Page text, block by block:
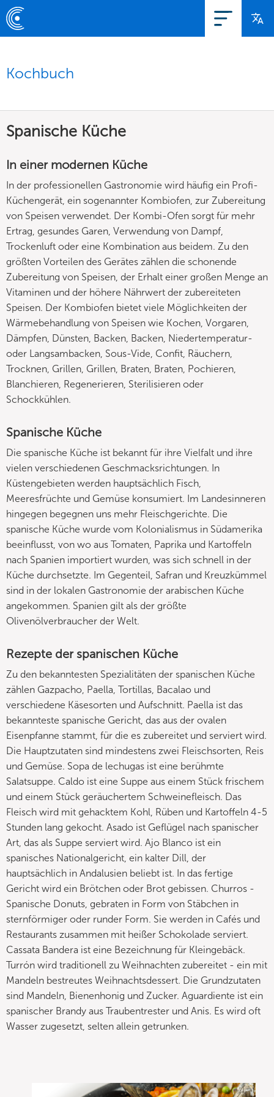
Kochbuch
Spanische Küche
In einer modernen Küche
In der professionellen Gastronomie wird häufig ein Profi-
Küchengerät, ein sogenannter Kombiofen, zur Zubereitung
von Speisen verwendet. Der Kombi-Ofen sorgt für mehr
Ertrag, gesundes Garen, Verwendung von Dampf,
Trockenluft oder eine Kombination aus beidem. Zu den
größten Vorteilen des Gerätes zählen die schonende
Zubereitung von Speisen, der Erhalt einer großen Menge an
Vitaminen und der höhere Nährwert der zubereiteten
Speisen. Der Kombiofen bietet viele Möglichkeiten der
Wärmebehandlung von Speisen wie Kochen, Vorgaren,
Dämpfen, Dünsten, Backen, Backen, Niedertemperatur-
oder Langsambacken, Sous-Vide, Confit, Räuchern,
Trocknen, Grillen, Grillen, Braten, Braten, Pochieren,
Blanchieren, Regenerieren, Sterilisieren oder
Schockkühlen.
Spanische Küche
Die spanische Küche ist bekannt für ihre Vielfalt und ihre
vielen verschiedenen Geschmacksrichtungen. In
Küstengebieten werden hauptsächlich Fisch,
Meeresfrüchte und Gemüse konsumiert. Im Landesinneren
hingegen begegnen uns mehr Fleischgerichte. Die
spanische Küche wurde vom Kolonialismus in Südamerika
beeinflusst, von wo aus Tomaten, Paprika und Kartoffeln
nach Spanien importiert wurden, was sich schnell in der
Küche durchsetzte. Im Gegenteil, Safran und Kreuzkümmel
sind in der lokalen Gastronomie der arabischen Küche
angekommen. Spanien gilt als der größte
Olivenölverbraucher der Welt.
Rezepte der spanischen Küche
Zu den bekanntesten Spezialitäten der spanischen Küche
zählen Gazpacho, Paella, Tortillas, Bacalao und
verschiedene Käsesorten und Aufschnitt. Paella ist das
bekannteste spanische Gericht, das aus der ovalen
Eisenpfanne stammt, für die es zubereitet und serviert wird.
Die Hauptzutaten sind mindestens zwei Fleischsorten, Reis
und Gemüse. Sopa de lechugas ist eine berühmte
Salatsuppe. Caldo ist eine Suppe aus einem Stück frischem
und einem Stück geräuchertem Schweinefleisch. Das
Fleisch wird mit gehacktem Kohl, Rüben und Kartoffeln 4-5
Stunden lang gekocht. Asado ist Geflügel nach spanischer
Art, das als Suppe serviert wird. Ajo Blanco ist ein
spanisches Nationalgericht, ein kalter Dill, der
hauptsächlich in Andalusien beliebt ist. In das fertige
Gericht wird ein Brötchen oder Brot gebissen. Churros -
Spanische Donuts, gebraten in Form von Stäbchen in
sternförmiger oder runder Form. Sie werden in Cafés und
Restaurants zusammen mit heißer Schokolade serviert.
Cassata Bandera ist eine Bezeichnung für Kleingebäck.
Turrón wird traditionell zu Weihnachten zubereitet - ein mit
Mandeln bestreutes Weihnachtsdessert. Die Grundzutaten
sind Mandeln, Bienenhonig und Zucker. Aguardiente ist ein
spanischer Brandy aus Traubentrester und Anis. Es wird oft
Wasser zugesetzt, selten allein getrunken.